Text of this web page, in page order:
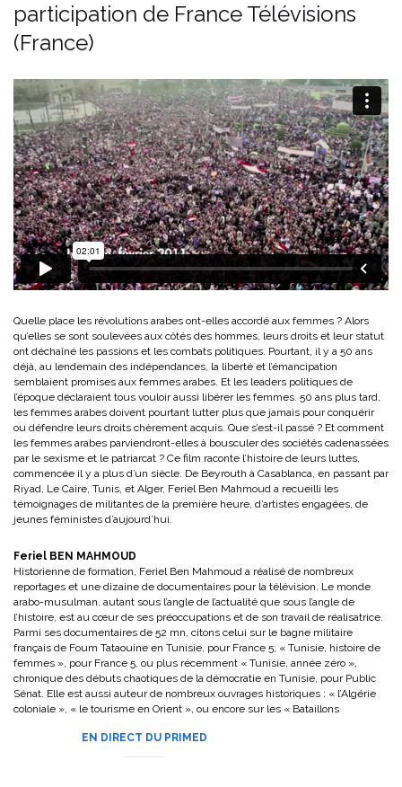
participation de France Télévisions
(France)
Quelle place les révolutions arabes ont-elles accordé aux femmes ? Alors
qu’elles se sont soulevées aux côtés des hommes, leurs droits et leur statut
ont déchaîné les passions et les combats politiques. Pourtant, il y a 50 ans
déjà, au lendemain des indépendances, la liberté et l’émancipation
semblaient promises aux femmes arabes. Et les leaders politiques de
l’époque déclaraient tous vouloir aussi libérer les femmes. 50 ans plus tard,
les femmes arabes doivent pourtant lutter plus que jamais pour conquérir
ou défendre leurs droits chèrement acquis. Que s’est-il passé ? Et comment
les femmes arabes parviendront-elles à bousculer des sociétés cadenassées
par le sexisme et le patriarcat ? Ce film raconte l’histoire de leurs luttes,
commencée il y a plus d’un siècle. De Beyrouth à Casablanca, en passant par
Riyad, Le Caire, Tunis, et Alger, Feriel Ben Mahmoud a recueilli les
témoignages de militantes de la première heure, d’artistes engagées, de
jeunes féministes d’aujourd’hui.
Feriel BEN MAHMOUD
Historienne de formation, Feriel Ben Mahmoud a réalisé de nombreux
reportages et une dizaine de documentaires pour la télévision. Le monde
arabo-musulman, autant sous l’angle de l’actualité que sous l’angle de
l’histoire, est au cœur de ses préoccupations et de son travail de réalisatrice.
Parmi ses documentaires de 52 mn, citons celui sur le bagne militaire
français de Foum Tataouine en Tunisie, pour France 5; « Tunisie, histoire de
femmes », pour France 5, ou plus récemment « Tunisie, année zéro »,
chronique des débuts chaotiques de la démocratie en Tunisie, pour Public
Sénat. Elle est aussi auteur de nombreux ouvrages historiques : « l’Algérie
coloniale », « le tourisme en Orient », ou encore sur les « Bataillons
EN DIRECT DU PRIMED